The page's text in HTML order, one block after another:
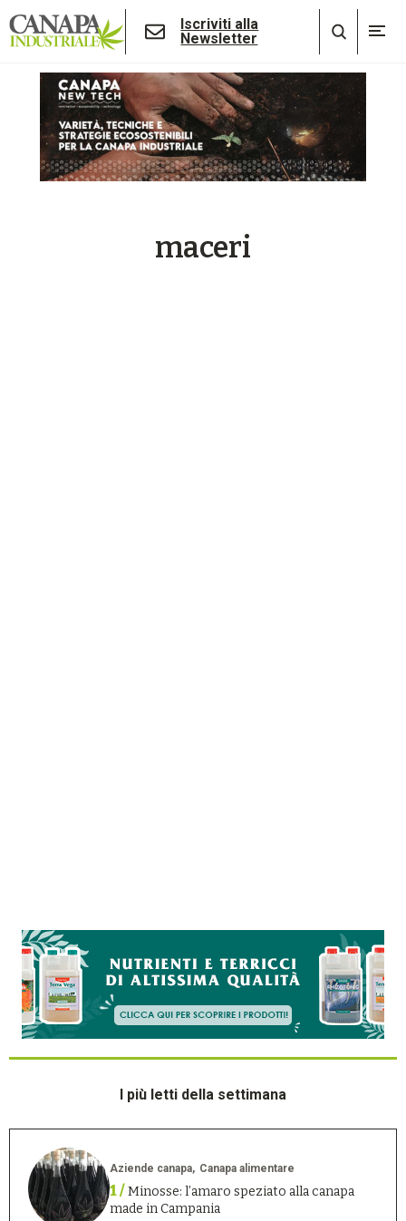
Iscriviti alla
Newsletter
maceri
I più letti della settimana
Aziende canapa Canapa alimentare
1 /Minosse: l’amaro speziato alla canapa
made in Campania